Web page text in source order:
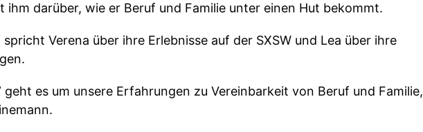
ihm darüber, wie er Beruf und Familie unter einen Hut bekommt.
spricht Verena über ihre Erlebnisse auf der SXSW und Lea über ihre
geht es um unsere Erfahrungen zu Vereinbarkeit von Beruf und Familie,